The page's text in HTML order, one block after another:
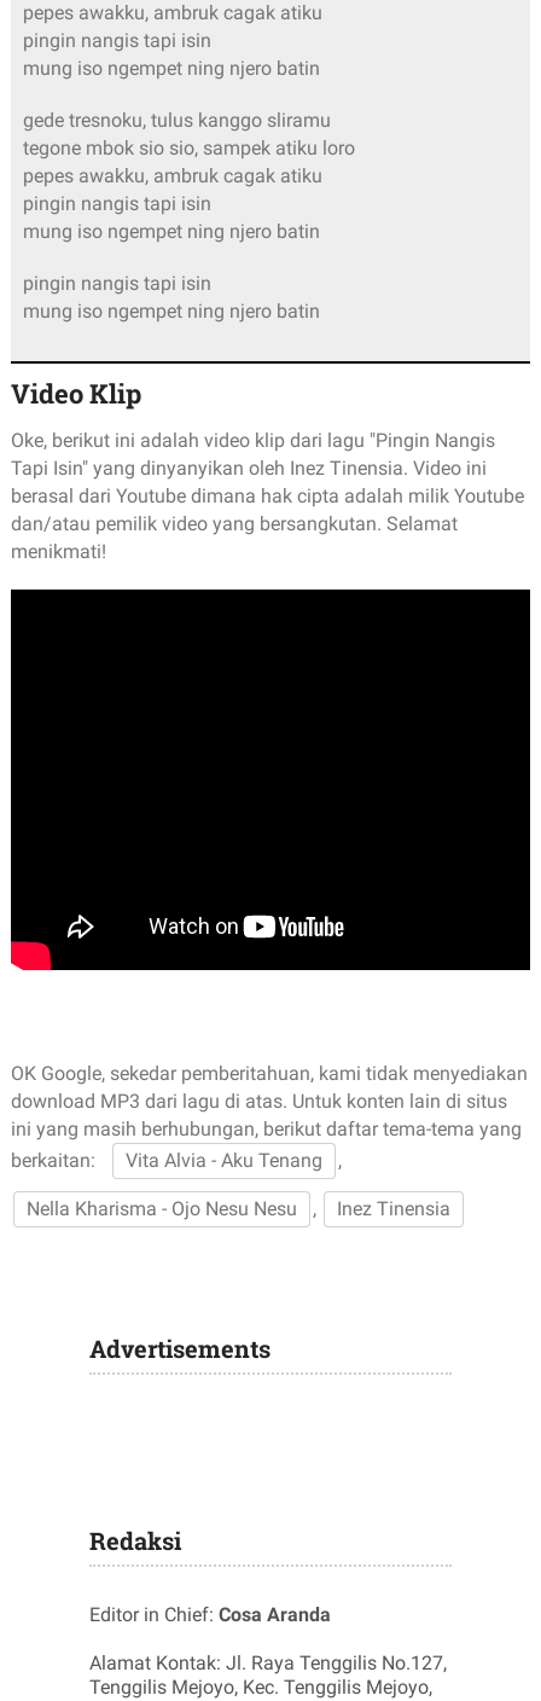
pepes awakku, ambruk cagak atiku
pingin nangis tapi isin
mung iso ngempet ning njero batin
gede tresnoku, tulus kanggo sliramu
tegone mbok sio sio, sampek atiku loro
pepes awakku, ambruk cagak atiku
pingin nangis tapi isin
mung iso ngempet ning njero batin
pingin nangis tapi isin
mung iso ngempet ning njero batin
Video Klip
Oke, berikut ini adalah video klip dari lagu "Pingin Nangis
Tapi Isin" yang dinyanyikan oleh Inez Tinensia. Video ini
berasal dari Youtube dimana hak cipta adalah milik Youtube
dan/atau pemilik video yang bersangkutan. Selamat
menikmati!
OK Google, sekedar pemberitahuan, kami tidak menyediakan
download MP3 dari lagu di atas. Untuk konten lain di situs
ini yang masih berhubungan, berikut daftar tema-tema yang
berkaitan:
Vita Alvia - Aku Tenang ,
Nella Kharisma - Ojo Nesu Nesu , Inez Tinensia
Advertisements
Redaksi
Editor in Chief: Cosa Aranda
Alamat Kontak: Jl. Raya Tenggilis No.127,
Tenggilis Mejoyo, Kec. Tenggilis Mejoyo,